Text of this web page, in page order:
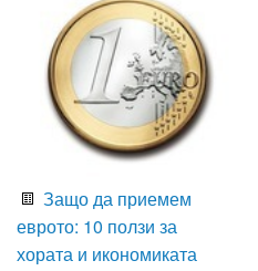
Защо да приемем
еврото: 10 ползи за
хората и икономиката